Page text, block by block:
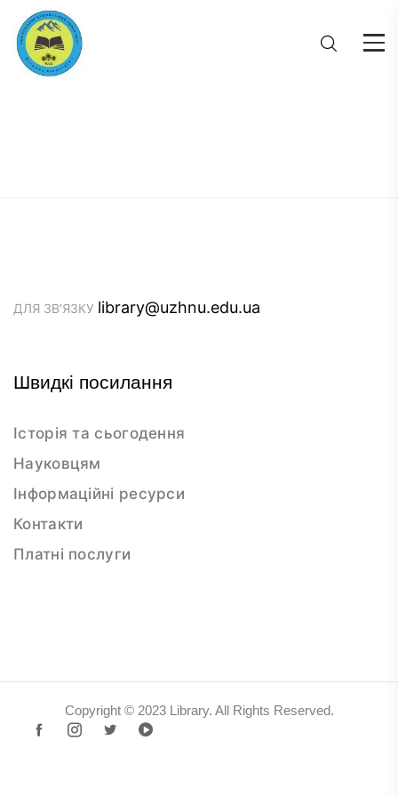
ДЛЯ ЗВ'ЯЗКУ library@uzhnu.edu.ua
Швидкі посилання
Історія та сьогодення
Науковцям
Інформаційні ресурси
Контакти
Платні послуги
Copyright © 2023 Library. All Rights Reserved.